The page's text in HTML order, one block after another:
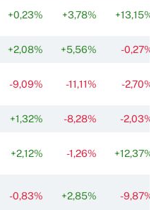
+0,23% +3,78% +13,15%
+2,08% +5,56% -0,27%
-9,09% -11,11% -2,70%
+1,32% -8,28% -2,03%
+2,12% -1,26% +12,37%
-0,83% +2,85% -9,87%